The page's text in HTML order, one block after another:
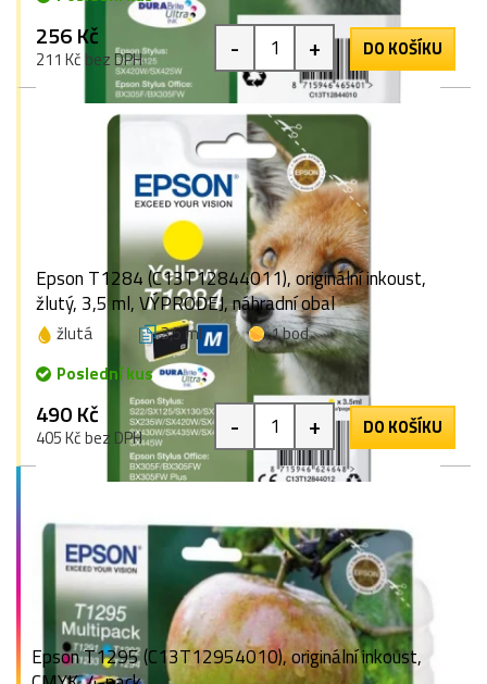
256 Kč
211 Kč bez DPH - + DO KOŠÍKU
Epson T1284 (C13T12844011), originální inkoust,
žlutý, 3,5 ml, VÝPRODEJ, náhradní obal
žlutá 3,5 ml
1 bod
Poslední kus
490 Kč
405 Kč bez DPH - + DO KOŠÍKU
Epson T1295 (C13T12954010), originální inkoust,